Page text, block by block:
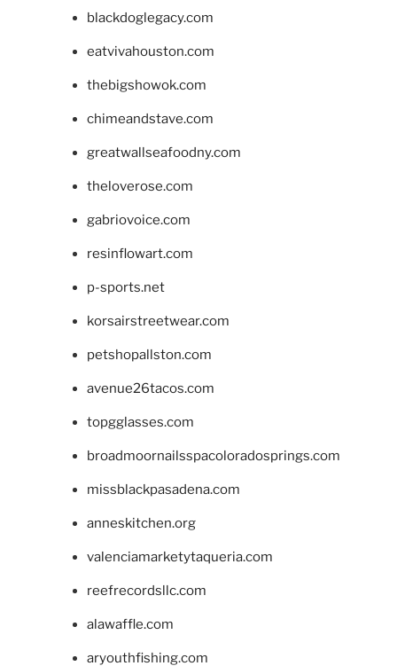
blackdoglegacy.com
eatvivahouston.com
thebigshowok.com
chimeandstave.com
greatwallseafoodny.com
theloverose.com
gabriovoice.com
resinflowart.com
p-sports.net
korsairstreetwear.com
petshopallston.com
avenue26tacos.com
topgglasses.com
broadmoornailsspacoloradosprings.com
missblackpasadena.com
anneskitchen.org
valenciamarketytaqueria.com
reefrecordsllc.com
alawaffle.com
aryouthfishing.com